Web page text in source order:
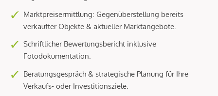
Marktpreisermittlung: Gegenüberstellung bereits
verkaufter Objekte & aktueller Marktangebote.
Schriftlicher Bewertungsbericht inklusive
Fotodokumentation.
Beratungsgespräch & strategische Planung für Ihre
Verkaufs- oder Investitionsziele.